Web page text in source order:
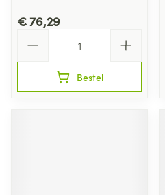
€ 76,29
Bestel